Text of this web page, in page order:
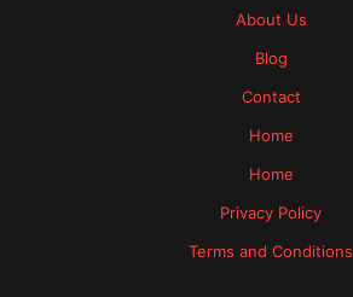
About Us
Blog
Contact
Home
Home
Privacy Policy
Terms and Conditions